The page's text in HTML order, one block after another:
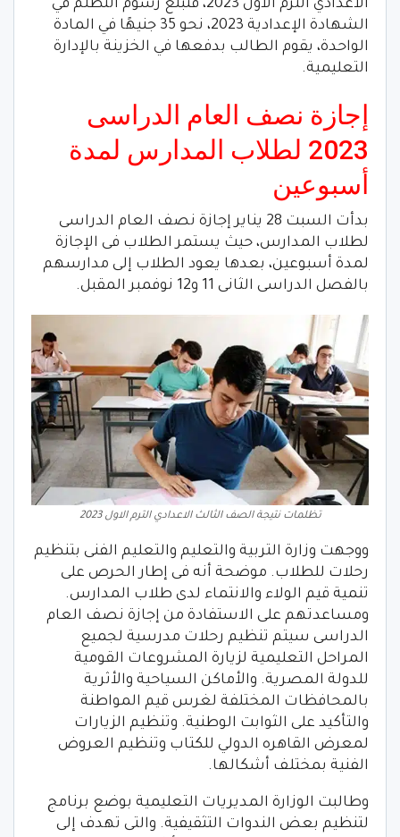
الاعدادي الترم الاول 2023، فتبلغ رسوم التظلم في
الشهادة الإعدادية 2023، نحو 35 جنيهًا في المادة
الواحدة، يقوم الطالب بدفعها في الخزينة بالإدارة
التعليمية.
إجازة نصف العام الدراسى
2023 لطلاب المدارس لمدة
أسبوعين
بدأت السبت 28 يناير إجازة نصف العام الدراسى
لطلاب المدارس، حيث يستمر الطلاب فى الإجازة
لمدة أسبوعين، بعدها يعود الطلاب إلى مدارسهم
بالفصل الدراسى الثانى 11 و12 نوفمبر المقبل.
تظلمات نتيجة الصف الثالث الاعدادي الترم الاول 2023
ووجهت وزارة التربية والتعليم والتعليم الفنى بتنظيم
رحلات للطلاب. موضحة أنه فى إطار الحرص على
تنمية قيم الولاء والانتماء لدى طلاب المدارس.
ومساعدتهم على الاستفادة من إجازة نصف العام
الدراسى سيتم تنظيم رحلات مدرسية لجميع
المراحل التعليمية لزيارة المشروعات القومية
للدولة المصرية. والأماكن السياحية والأثرية
بالمحافظات المختلفة لغرس قيم المواطنة
والتأكيد على الثوابت الوطنية. وتنظيم الزيارات
لمعرض القاهره الدولي للكتاب وتنظيم العروض
الفنية بمختلف أشكالها.
وطالبت الوزارة المديريات التعليمية بوضع برنامج
لتنظيم بعض الندوات التثقيفية. والتى تهدف إلى